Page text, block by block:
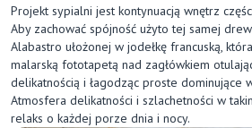
Projekt sypialni jest kontynuacją wnętrz
Aby zachować spójność użyto tej samej
Alabastro ułożonej w jodełkę francuską,
malarską fototapetą nad zagłówkiem
delikatnością i łagodząc proste dominujące
Atmosfera delikatności i szlachetności w
relaks o każdej porze dnia i nocy.